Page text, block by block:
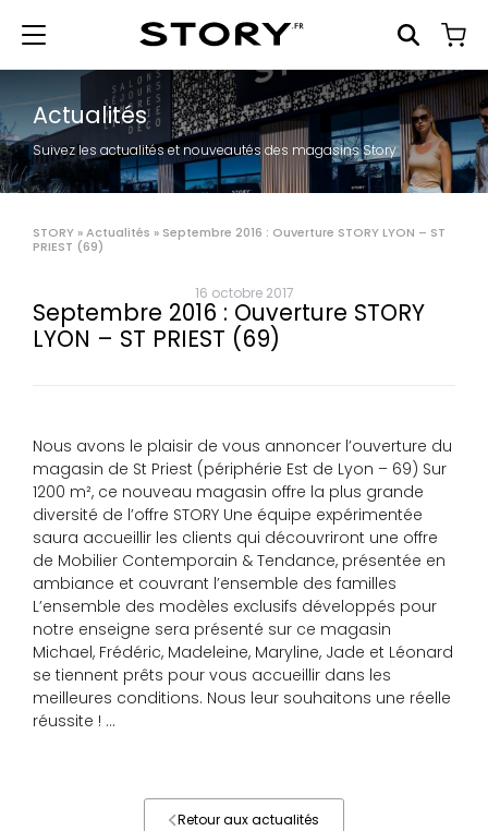
Actualités
Suivez les actualités et nouveautés des magasins Story
STORY »Actualités » Septembre 2016 : Ouverture STORY LYON – ST
PRIEST (69)
16 octobre 2017
Septembre 2016 : Ouverture STORY
LYON – ST PRIEST (69)
Nous avons le plaisir de vous annoncer l’ouverture du
magasin de St Priest (périphérie Est de Lyon – 69) Sur
1200 m², ce nouveau magasin offre la plus grande
diversité de l’offre STORY Une équipe expérimentée
saura accueillir les clients qui découvriront une offre
de Mobilier Contemporain & Tendance, présentée en
ambiance et couvrant l’ensemble des familles
L’ensemble des modèles exclusifs développés pour
notre enseigne sera présenté sur ce magasin
Michael, Frédéric, Madeleine, Maryline, Jade et Léonard
se tiennent prêts pour vous accueillir dans les
meilleures conditions. Nous leur souhaitons une réelle
réussite ! …
Retour aux actualités